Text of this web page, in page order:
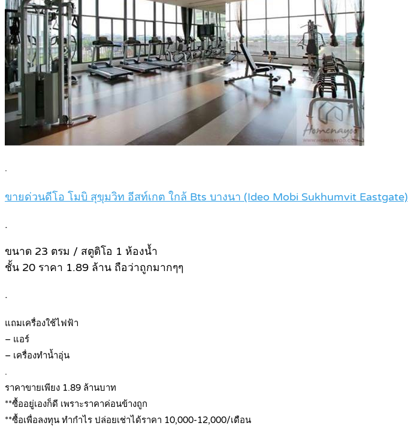
.
ขายด่วนดีโอ โมบิ สุขุมวิท อีสท์เกต ใกล้ Bts บางนา (Ideo Mobi Sukhumvit Eastgate)
.
ขนาด 23 ตรม / สตูดิโอ 1 ห้องน้ำ
ชั้น 20 ราคา 1.89 ล้าน ถือว่าถูกมากๆๆ
.
แถมเครื่องใช้ไฟฟ้า
– แอร์
– เครื่องทำน้ำอุ่น
.
ราคาขายเพียง 1.89 ล้านบาท
**ซื้ออยู่เองก็ดี เพราะราคาค่อนข้างถูก
**ซื้อเพื่อลงทุน ทำกำไร ปล่อยเช่าได้ราคา 10,000-12,000/เดือน